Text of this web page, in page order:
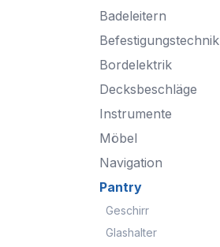
Badeleitern
Befestigungstechnik
Bordelektrik
Decksbeschläge
Instrumente
Möbel
Navigation
Pantry
Geschirr
Glashalter